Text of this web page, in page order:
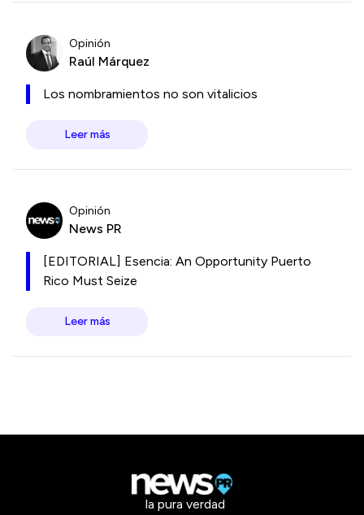
Opinión
Raúl Márquez
Los nombramientos no son vitalicios
Leer más
Opinión
News PR
[EDITORIAL] Esencia: An Opportunity Puerto
Rico Must Seize
Leer más
la pura verdad